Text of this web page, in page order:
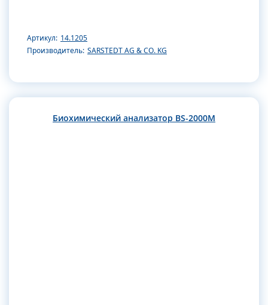
Артикул: 14.1205
Производитель: SARSTEDT AG & CO. KG
Биохимический анализатор BS-2000M